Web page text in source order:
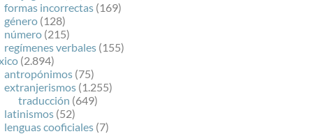
formas incorrectas (169)
género (128)
número (215)
regímenes verbales (155)
(2.894)
antropónimos (75)
extranjerismos (1.255)
traducción (649)
latinismos (52)
lenguas cooficiales (7)